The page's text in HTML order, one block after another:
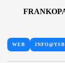
WEB